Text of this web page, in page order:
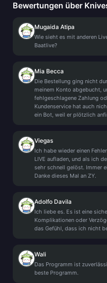
Bewertungen über
Mugaida Atipa
Wie sieht es mit anderen
Baatlive?
Mia Becca
Die Bestellung ging nicht
meinem Konto abgebucht,
fehlgeschlagene Zahlung
Kundenservice hat auch
ein Bot, weil er plötzlich
Viegas
Ich habe wieder einen
LIVE aufladen, und als ich
sehr schnell gelöst. Immer
Danke dieses Mal an ZY.
Adolfo Davila
Ich liebe es. Es ist eine
Komplikationen oder
das Gefühl, dass ich nicht
Wali
Das Programm ist
beste Programm.